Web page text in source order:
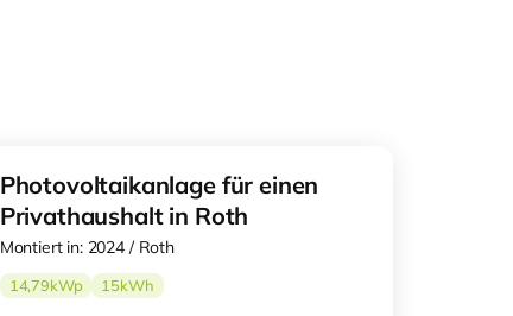
Photovoltaikanlage für einen
Privathaushalt in Roth
Montiert in: 2024 / Roth
14,79kWp 15kWh